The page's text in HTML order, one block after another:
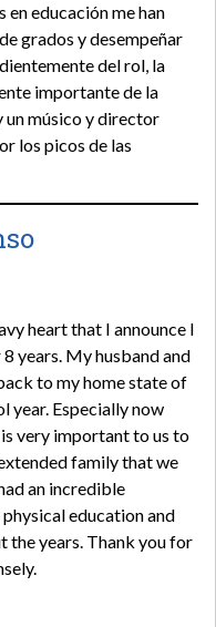
educación me han
grados y desempeñar
del rol, la
importante de la
un músico y director
los picos de las
heart that I announce I
years. My husband and
to my home state of
year. Especially now
very important to us to
family that we
an incredible
education and
the years. Thank you for